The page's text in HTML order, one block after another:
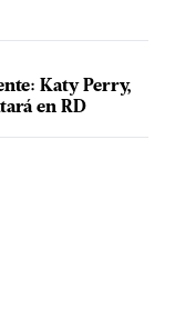
Katy Perry,
en RD